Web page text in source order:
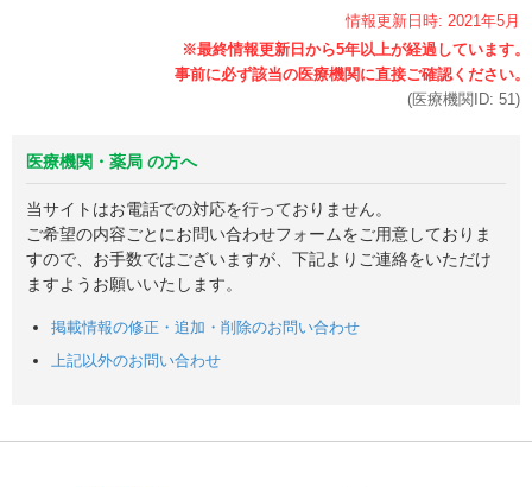
情報更新日時: 2021年5月
(医療機関ID: 51)
医療機関・薬局 の方へ
当サイトはお電話での対応を行っておりません。
ご希望の内容ごとにお問い合わせフォームをご用意しておりま
すので、お手数ではございますが、下記よりご連絡をいただけ
ますようお願いいたします。
掲載情報の修正・追加・削除のお問い合わせ
上記以外のお問い合わせ